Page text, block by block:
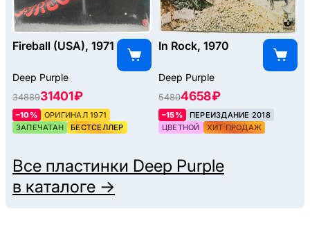
Fireball (USA), 1971
Deep Purple
3488931401 ₽
–10%
ОРИГИНАЛ 1971
ЗАПЕЧАТАН
БЕСТСЕЛЛЕР
In Rock, 1970
Deep Purple
54804658 ₽
–15%
ПЕРЕИЗДАНИЕ 2018
ЦВЕТНОЙ
ХИТ ПРОДАЖ
Все пластинки Deep Purple
в каталоге →